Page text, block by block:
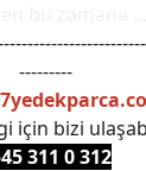
---------
için bizi
311 0 312